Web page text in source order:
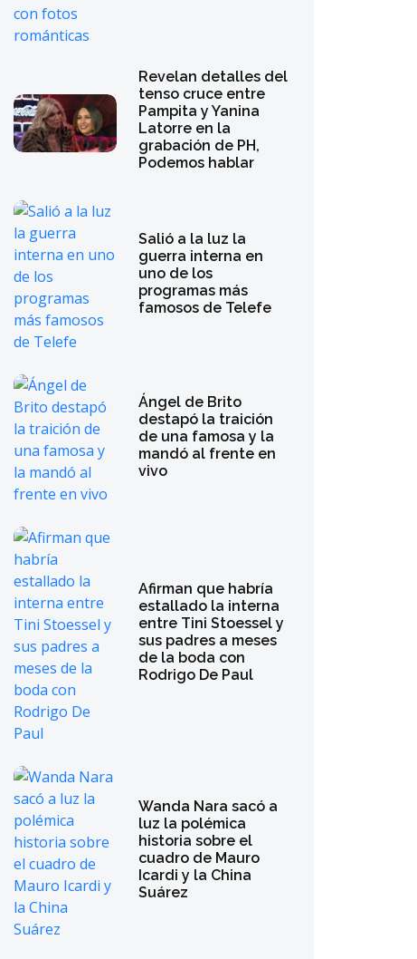
Revelan detalles del
tenso cruce entre
Pampita y Yanina
Latorre en la
grabación de PH,
Podemos hablar
Salió a la luz la
guerra interna en
uno de los
programas más
famosos de Telefe
Ángel de Brito
destapó la traición
de una famosa y la
mandó al frente en
vivo
Afirman que habría
estallado la interna
entre Tini Stoessel y
sus padres a meses
de la boda con
Rodrigo De Paul
Wanda Nara sacó a
luz la polémica
historia sobre el
cuadro de Mauro
Icardi y la China
Suárez